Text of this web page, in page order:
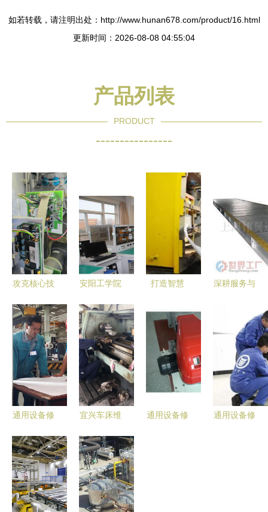
如若转载，请注明出处：http://www.hunan678.com/product/16.html
更新时间：2026-08-08 04:55:04
产品列表
PRODUCT
----------------
攻克核心技
斯CRRT血
泵电机模组
完美维修纪
实
安阳工学院
科技学院
2024年招
生简章——
通用设备修
理专业
打造智慧
地”——记
全国青年安
全生产示范
岗、东庞矿
机修厂电修
车间通用设
深耕服务与
江门市新众
汽车销售服
务企业观察
通用设备修
产力与安全
的隐形推手
宜兴车床维
备修理的技
术要点与行
业保障
通用设备修
通用设备修